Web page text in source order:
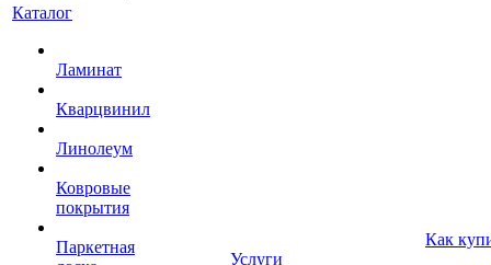
Каталог
Ламинат
Кварцвинил
Линолеум
Ковровые
покрытия
Паркетная
Услуги
Как